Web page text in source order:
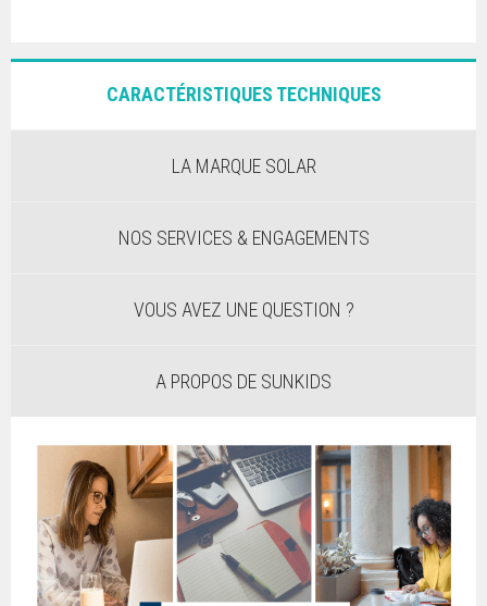
CARACTÉRISTIQUES TECHNIQUES
LA MARQUE SOLAR
NOS SERVICES & ENGAGEMENTS
VOUS AVEZ UNE QUESTION ?
A PROPOS DE SUNKIDS